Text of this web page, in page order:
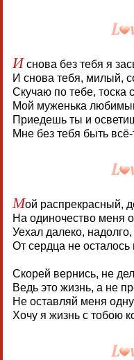
И снова без тебя я
И снова тебя, милый,
Скучаю по тебе, тоска
Мой муженька
Приедешь ты и
Мне без тебя быть всё-
Мой распрекрасный,
На одиночество меня
Уехал далеко, надолго,
От сердца не осталось
Скорей вернись, не
Ведь это жизнь, а не
Не оставляй меня одну
Хочу я жизнь с тобою